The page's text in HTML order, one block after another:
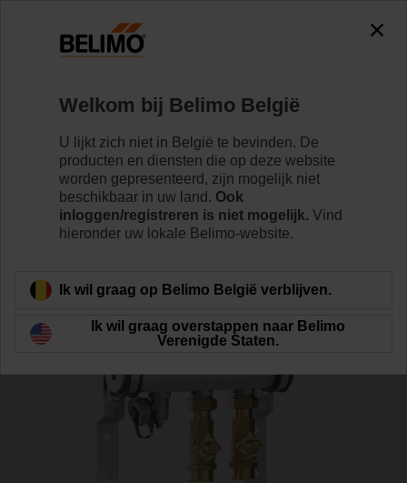
EM-ECQ-02F
Meer informatie
Terug naar product categorie
Welkom bij Belimo België
U lijkt zich niet in België te bevinden. De
producten en diensten die op deze website
worden gepresenteerd, zijn mogelijk niet
beschikbaar in uw land. Ook
inloggen/registreren is niet mogelijk. Vind
hieronder uw lokale Belimo-website.
Ik wil graag op Belimo België verblijven.
Ik wil graag overstappen naar Belimo
Verenigde Staten.